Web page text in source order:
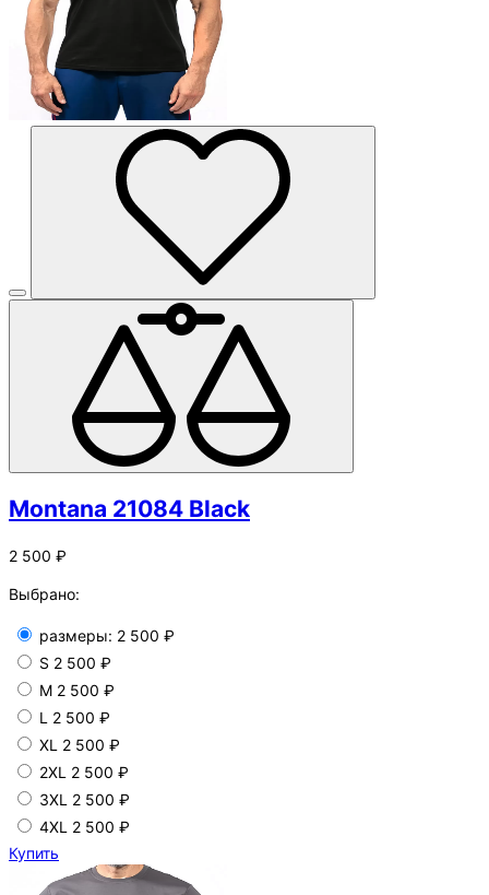
Montana 21084 Black
2 500 ₽
Выбрано:
размеры: 2 500 ₽
S 2 500 ₽
M 2 500 ₽
L 2 500 ₽
XL 2 500 ₽
2XL 2 500 ₽
3XL 2 500 ₽
4XL 2 500 ₽
Купить